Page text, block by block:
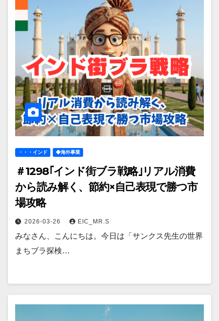
・・・インド ◆海外事業
＃1298｢インド街ブラ戦略｣リアル消費
から読み解く、節約×自己表現で勝つ市
場攻略
2026-03-26 EIC_MR.S
みなさん、こんにちは。今日は「サンクス先生の世界
まちブラ探検…